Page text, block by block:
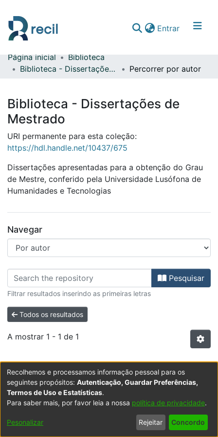
Entrar(current)
Comunidades & Coleções
Página inicial
Biblioteca
Biblioteca - Dissertações de Mestrado
Percorrer por autor
Biblioteca - Dissertações de
Mestrado
URI permanente para esta coleção:
https://hdl.handle.net/10437/675
Dissertações apresentadas para a obtenção do Grau
de Mestre, conferido pela Universidade Lusófona de
Humanidades e Tecnologias
Navegar
Percorrer Biblioteca - Pesquisar
Filtrar resultados inserindo as primeiras letras
Todos os resultados
A mostrar 1 - 1 de 1
From reporting to advanced analytics : a
case study on energy production
(2019)Abdeen, Salam Ayman;Costigliola, Francesco,
orient.
No mundo atual, a energia está ligada a todos os
aspetos e profissões da vida. O seu consumo está a
Recolhemos e processamos informação pessoal para os
seguintes propósitos: Autenticação, Guardar Preferências,
Termos de Uso e Estatísticas.
Para saber mais, por favor leia a nossa política de privacidade.
Pesonalizar Rejeitar Concordo